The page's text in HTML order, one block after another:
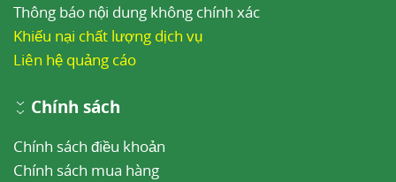
Thông báo nội dung không chính xác
Khiếu nại chất lượng dịch vụ
Liên hệ quảng cáo
Chính sách
Chính sách điều khoản
Chính sách mua hàng